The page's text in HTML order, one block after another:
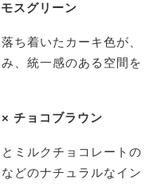
スグリーン
ち着いたカーキ色が、
、統一感のある空間を
× チョコブラウン
ミルクチョコレートの
どのナチュラルなイン